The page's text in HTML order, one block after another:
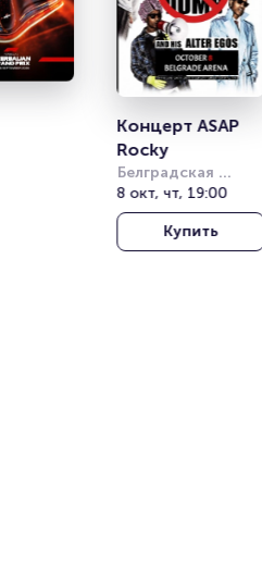
Концерт ASAP
Rocky
Белградская
Арена (бывш.
Штарк Арена)
8 окт, чт, 19:00
Купить